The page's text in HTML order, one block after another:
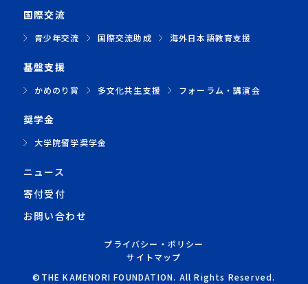
国際交流
青少年交流 国際交流助成 海外日本語教育支援
基盤支援
かめのり賞 多文化共生支援 フォーラム・講演会
奨学金
大学院留学奨学金
ニュース
寄付受付
お問い合わせ
プライバシー・ポリシー
サイトマップ
©THE KAMENORI FOUNDATION. All Rights Reserved.